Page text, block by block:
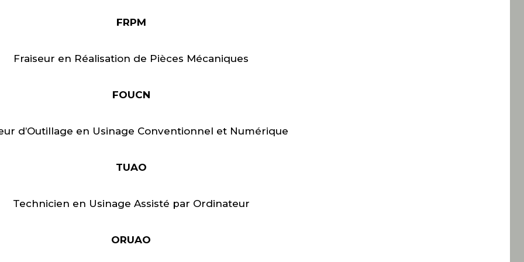
FRPM
Fraiseur en Réalisation de Pièces Mécaniques
FOUCN
d’Outillage en Usinage Conventionnel et Numérique
TUAO
Technicien en Usinage Assisté par Ordinateur
ORUAO